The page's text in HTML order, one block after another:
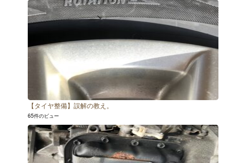
【タイヤ整備】誤解の教え。
65件のビュー